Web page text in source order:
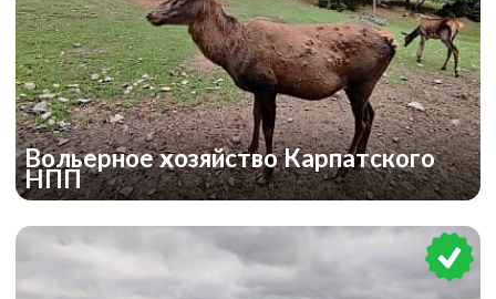
Вольерное хозяйство Карпатского
НПП